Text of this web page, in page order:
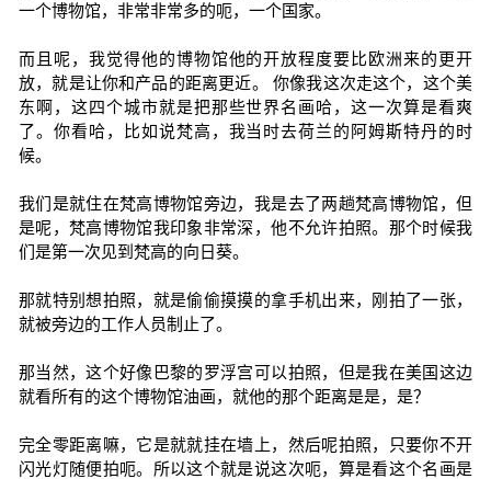
一个博物馆，非常非常多的呃，一个国家。
而且呢，我觉得他的博物馆他的开放程度要比欧洲来的更开
放，就是让你和产品的距离更近。 你像我这次走这个，这个美
东啊，这四个城市就是把那些世界名画哈，这一次算是看爽
了。你看哈，比如说梵高，我当时去荷兰的阿姆斯特丹的时
候。
我们是就住在梵高博物馆旁边，我是去了两趟梵高博物馆，但
是呢，梵高博物馆我印象非常深，他不允许拍照。那个时候我
们是第一次见到梵高的向日葵。
那就特别想拍照，就是偷偷摸摸的拿手机出来，刚拍了一张，
就被旁边的工作人员制止了。
那当然，这个好像巴黎的罗浮宫可以拍照，但是我在美国这边
就看所有的这个博物馆油画，就他的那个距离是是，是？
完全零距离嘛，它是就就挂在墙上，然后呢拍照，只要你不开
闪光灯随便拍呃。所以这个就是说这次呃，算是看这个名画是